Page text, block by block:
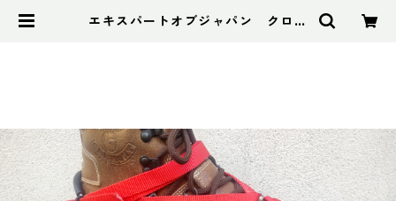
エキスパートオブジャパン クロモ